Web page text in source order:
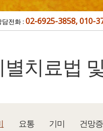
담전화 : 02-6925-3858, 010-
별치료법
요통 기미 건망증